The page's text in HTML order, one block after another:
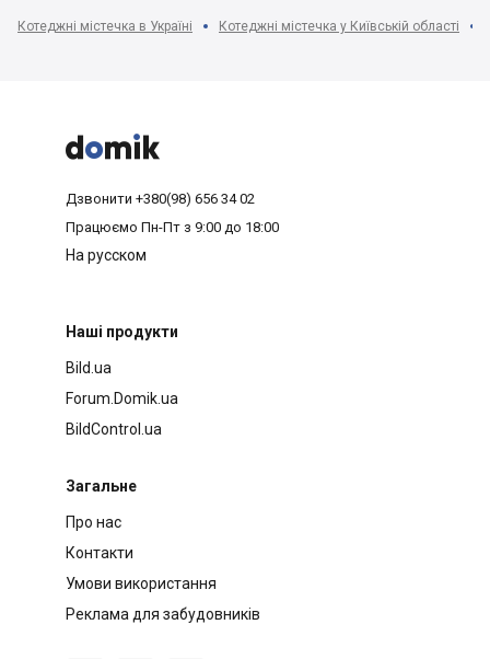
Котеджні містечка в Україні Котеджні містечка у Київській області



Дзвонити +380(98) 656 34 02
Працюємо Пн-Пт з 9:00 до 18:00
На русском
Наші продукти
Bild.ua
Forum.Domik.ua
BildControl.ua
Загальне
Про нас
Контакти
Умови використання
Реклама для забудовників